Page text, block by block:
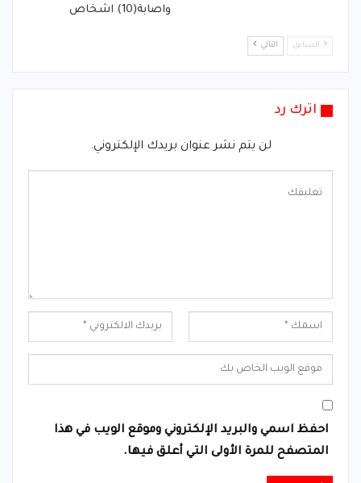
واصابة(10) اشخاص
السابق التالي
اترك رد
لن يتم نشر عنوان بريدك الإلكتروني.
احفظ اسمي والبريد الإلكتروني وموقع الويب في هذا
المتصفح للمرة الأولى التي أعلق فيها.